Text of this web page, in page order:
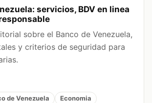
servicios, BDV en linea
sobre el Banco de Venezuela,
y criterios de seguridad para
de Venezuela
Economia